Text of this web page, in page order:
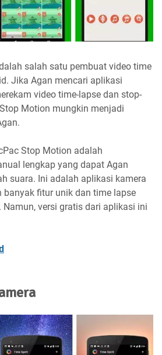
salah satu pembuat video time
Jika Agan mencari aplikasi
video time-lapse dan stop-
Motion mungkin menjadi
Stop Motion adalah
lengkap yang dapat Agan
suara. Ini adalah aplikasi kamera
banyak fitur unik dan time lapse
versi gratis dari aplikasi ini